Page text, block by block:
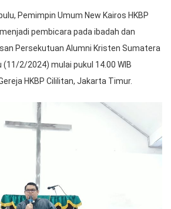
Pemimpin Umum New Kairos HKBP
pembicara pada ibadah dan
Persekutuan Alumni Kristen Sumatera
(11/2/2024) mulai pukul 14.00 WIB
HKBP Cililitan, Jakarta Timur.